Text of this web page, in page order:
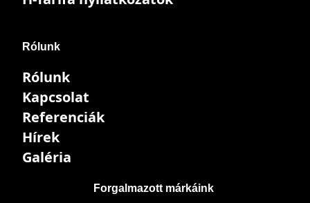
Rólunk
Rólunk
Kapcsolat
Referenciák
Hírek
Galéria
Forgalmazott márkáink